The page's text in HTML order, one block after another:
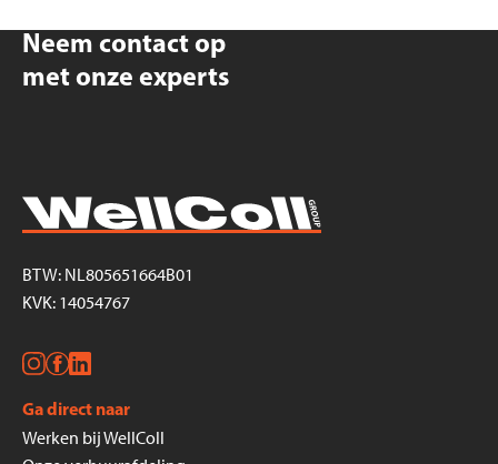
Neem contact op
met onze experts
BTW: NL805651664B01
KVK: 14054767
Ga direct naar
Werken bij WellColl